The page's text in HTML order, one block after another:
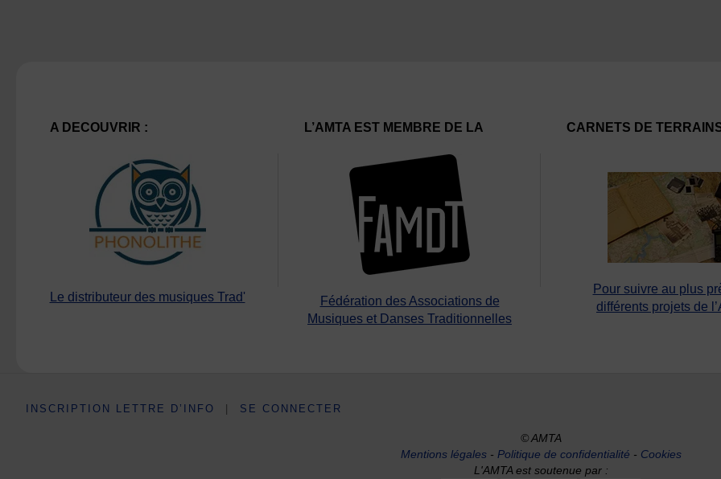
A DECOUVRIR :
Le distributeur des musiques Trad'
L’AMTA EST MEMBRE DE LA
Fédération des Associations de
Musiques et Danses Traditionnelles
CARNETS DE
Pour suivre au plus
différents projets de
INSCRIPTION LETTRE D’INFO | SE CONNECTER
© AMTA
Mentions légales- Politique de confidentialité - Cookies
L'AMTA est soutenue par :